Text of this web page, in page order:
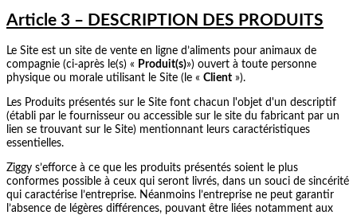
Article 3 – DESCRIPTION DES PRODUITS
Le Site est un site de vente en ligne d’aliments pour animaux de
compagnie (ci-après le(s) « Produit(s)») ouvert à toute personne
physique ou morale utilisant le Site (le « Client »).
Les Produits présentés sur le Site font chacun l'objet d'un descriptif
(établi par le fournisseur ou accessible sur le site du fabricant par un
lien se trouvant sur le Site) mentionnant leurs caractéristiques
essentielles.
Ziggy s’efforce à ce que les produits présentés soient le plus
conformes possible à ceux qui seront livrés, dans un souci de sincérité
qui caractérise l’entreprise. Néanmoins l’entreprise ne peut garantir
l’absence de légères différences, pouvant être liées notamment aux